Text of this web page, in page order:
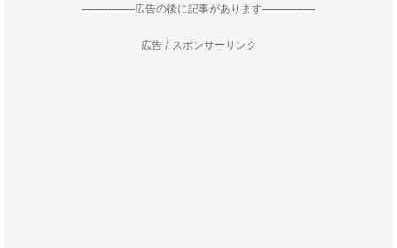
--------------------広告の後に記事があります--------------------
広告 / スポンサーリンク